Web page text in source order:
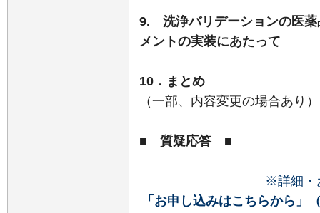
9. 洗浄バリデーションの医薬
メントの実装にあたって
10．まとめ
（一部、内容変更の場合あり）
■ 質疑応答 ■
※詳細・
「お申し込みはこちらから」